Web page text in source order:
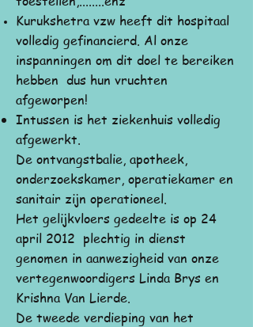
Kurukshetra vzw heeft dit hospitaal
volledig gefinancierd. Al onze
inspanningen om dit doel te bereiken
hebben dus hun vruchten
afgeworpen!
Intussen is het ziekenhuis volledig
afgewerkt.
De ontvangstbalie, apotheek,
onderzoekskamer, operatiekamer en
sanitair zijn operationeel.
Het gelijkvloers gedeelte is op 24
april 2012 plechtig in dienst
genomen in aanwezigheid van onze
vertegenwoordigers Linda Brys en
Krishna Van Lierde.
De tweede verdieping van het